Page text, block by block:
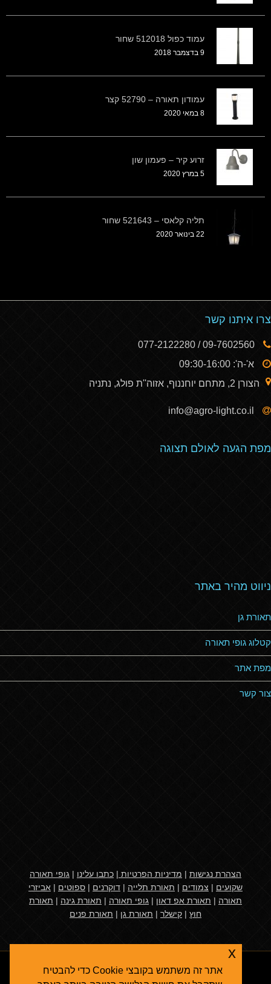
עמוד כפול 512018 שחור
9 בדצמבר 2018
עמודון תאורה – 52790 קצר
8 במאי 2020
זרוע קיר – פעמון שון
5 במרץ 2020
תליה קלאסי – 521643 שחור
22 בינואר 2020
צרו איתנו קשר
א'-ה': 09:30-16:00
הצורן 2, מתחם יוחננוף, אזוה''ת פולג, נתניה
מפת הגעה לאולם תצוגה
ניווט מהיר באתר
תאורת גן
קטלוג גופי תאורה
מפת אתר
צור קשר
הצהרת נגישות | מדיניות הפרטיות | כתבו עלינו | גופי תאורה
שקועים | צמודים | תאורת תלייה | דוקרנים | ספוטים | אביזרי
תאורה | תאורת אפ דאון | גופי תאורה | תאורת גינה | תאורת
חוץ | קישלר | תאורת גן | תאורת פנים
אתר זה משתמש בקובצי Cookie כדי להבטיח
x